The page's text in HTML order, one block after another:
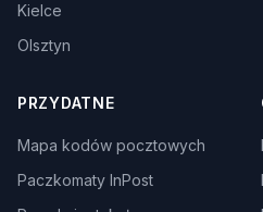
Kielce
Olsztyn
PRZYDATNE
Mapa kodów pocztowych
Paczkomaty InPost